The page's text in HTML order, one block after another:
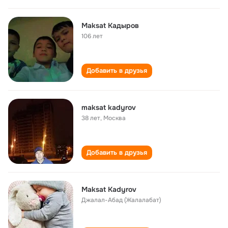
Maksat Кадыров
106 лет
Добавить в друзья
maksat kadyrov
38 лет, Москва
Добавить в друзья
Maksat Kadyrov
Джалал-Абад (Жалалабат)